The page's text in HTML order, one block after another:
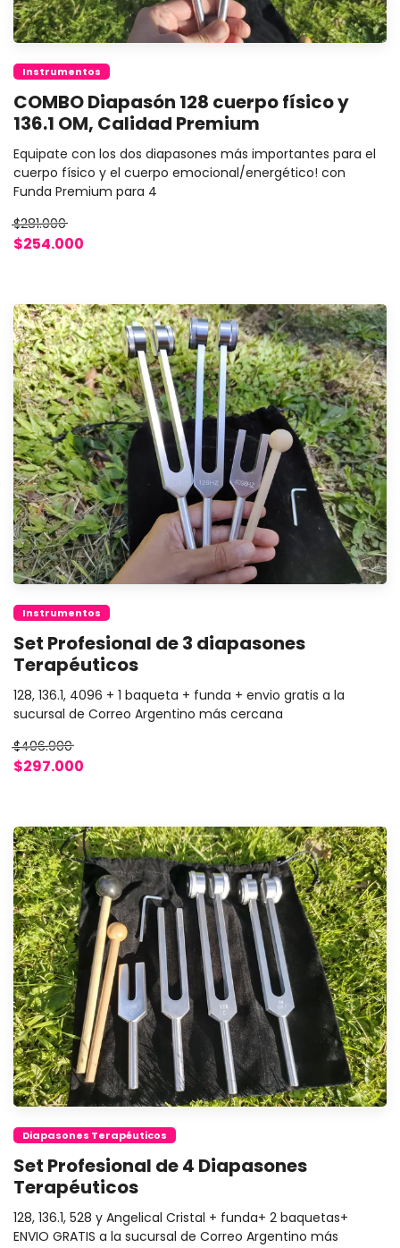
Instrumentos
COMBO Diapasón 128 cuerpo físico y
136.1 OM, Calidad Premium
Equipate con los dos diapasones más importantes para el
cuerpo físico y el cuerpo emocional/energético! con
Funda Premium para 4
$281.000
$254.000
Instrumentos
Set Profesional de 3 diapasones
Terapéuticos
128, 136.1, 4096 + 1 baqueta + funda + envio gratis a la
sucursal de Correo Argentino más cercana
$406.900
$297.000
Diapasones Terapéuticos
Set Profesional de 4 Diapasones
Terapéuticos
128, 136.1, 528 y Angelical Cristal + funda+ 2 baquetas+
ENVIO GRATIS a la sucursal de Correo Argentino más